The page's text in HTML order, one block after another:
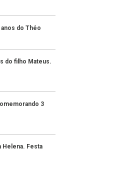
do Théo
do filho Mateus.
3
Helena. Festa